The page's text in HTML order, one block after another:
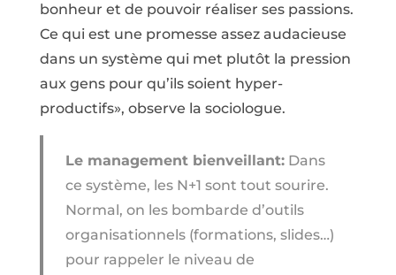
bonheur et de pouvoir réaliser ses passions.
Ce qui est une promesse assez audacieuse
dans un système qui met plutôt la pression
aux gens pour qu’ils soient hyper-
productifs», observe la sociologue.
Le management bienveillant:Dans
ce système, les N+1 sont tout sourire.
Normal, on les bombarde d’outils
organisationnels (formations, slides…)
pour rappeler le niveau de